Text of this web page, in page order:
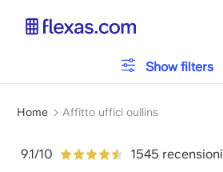
Briciole
pane
Home Affitto uffici oullins
9.1/10 1545 recensioni
Parcheggio
Servizi
Show filters